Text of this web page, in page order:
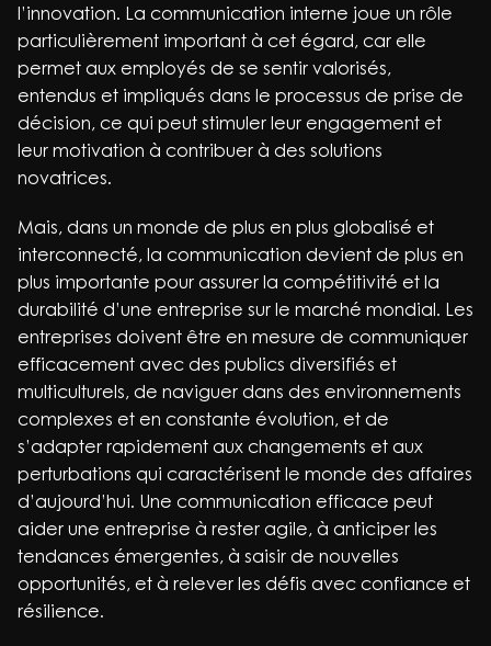
l’innovation. La communication interne joue un rôle
particulièrement important à cet égard, car elle
permet aux employés de se sentir valorisés,
entendus et impliqués dans le processus de prise de
décision, ce qui peut stimuler leur engagement et
leur motivation à contribuer à des solutions
novatrices.
Mais, dans un monde de plus en plus globalisé et
interconnecté, la communication devient de plus en
plus importante pour assurer la compétitivité et la
durabilité d’une entreprise sur le marché mondial. Les
entreprises doivent être en mesure de communiquer
efficacement avec des publics diversifiés et
multiculturels, de naviguer dans des environnements
complexes et en constante évolution, et de
s’adapter rapidement aux changements et aux
perturbations qui caractérisent le monde des affaires
d’aujourd’hui. Une communication efficace peut
aider une entreprise à rester agile, à anticiper les
tendances émergentes, à saisir de nouvelles
opportunités, et à relever les défis avec confiance et
résilience.